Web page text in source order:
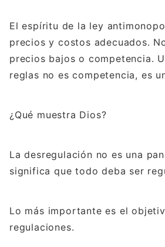
El espíritu de la ley
precios y costos adecuados.
precios bajos o competencia.
reglas no es competencia, es
¿Qué muestra Dios?
La desregulación no es una
significa que todo deba ser
Lo más importante es el
regulaciones.